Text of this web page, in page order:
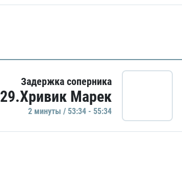
Задержка соперника
29.Хривик Марек
2 минуты / 53:34 - 55:34